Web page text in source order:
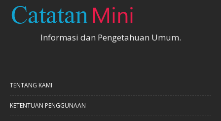
Informasi dan Pengetahuan Umum.
TENTANG KAMI
KETENTUAN PENGGUNAAN